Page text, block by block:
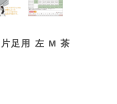
足用 左 M 茶